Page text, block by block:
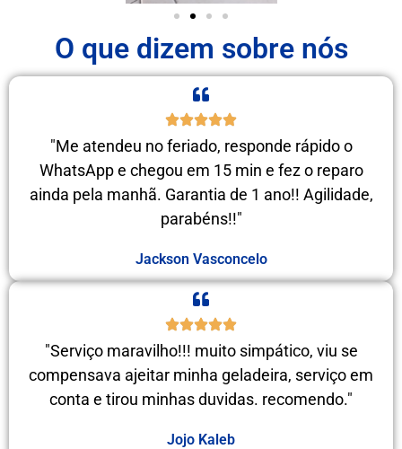
O que dizem sobre nós
"Me atendeu no feriado, responde rápido o
WhatsApp e chegou em 15 min e fez o reparo
ainda pela manhã. Garantia de 1 ano!! Agilidade,
parabéns!!"
Jackson Vasconcelo
"Serviço maravilho!!! muito simpático, viu se
compensava ajeitar minha geladeira, serviço em
conta e tirou minhas duvidas. recomendo."
Jojo Kaleb